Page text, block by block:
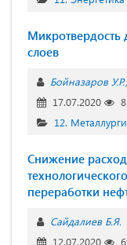
слоев
Бойназаров У.Р.
17.07.2020
12.
Снижение
переработки
Сайдалиев Б.Я.
12.07.2020